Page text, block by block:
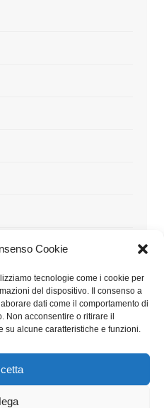
Cookie
tecnologie come i cookie per
del dispositivo. Il consenso a
dati come il comportamento di
Non acconsentire o ritirare il
su alcune caratteristiche e funzioni.
al sito Amazon.it